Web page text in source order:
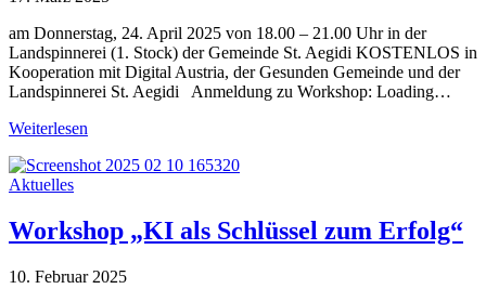
am Donnerstag, 24. April 2025 von 18.00 – 21.00 Uhr in der
Landspinnerei (1. Stock) der Gemeinde St. Aegidi KOSTENLOS in
Kooperation mit Digital Austria, der Gesunden Gemeinde und der
Landspinnerei St. Aegidi Anmeldung zu Workshop: Loading…
Weiterlesen
Aktuelles
Workshop „KI als Schlüssel zum Erfolg“
10. Februar 2025